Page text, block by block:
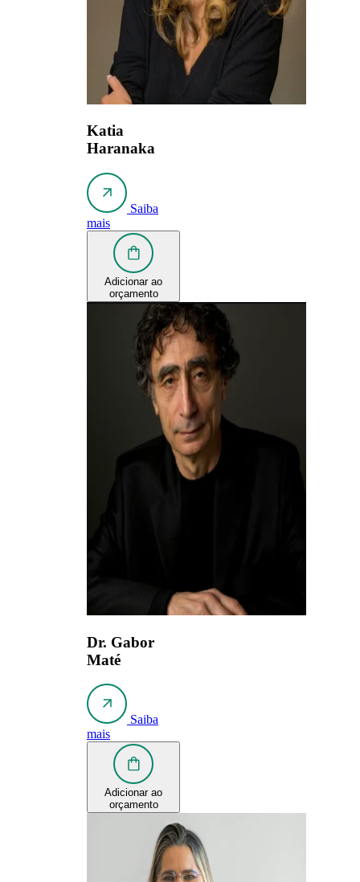
Katia
Haranaka
Saiba
mais
Adicionar ao
orçamento
Dr. Gabor
Maté
Saiba
mais
Adicionar ao
orçamento